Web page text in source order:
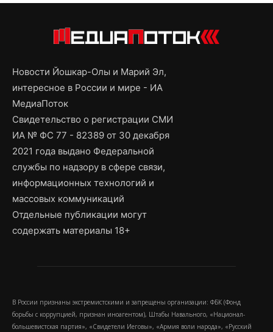
Новости Йошкар-Олы и Марий Эл,
интересное в России и мире - ИА
МедиаПоток
Свидетельство о регистрации СМИ
ИА № ФС 77 - 82389 от 30 декабря
2021 года выдано Федеральной
службы по надзору в сфере связи,
информационных технологий и
массовых коммуникаций
Отдельные публикации могут
содержать материалы 18+
В России признаны экстремистскими и запрещены организации: ФБК (Фонд
борьбы с коррупцией, признан иноагентом), Штабы Навального, «Национал-
большевистская партия», «Свидетели Иеговы», «Армия воли народа», «Русский